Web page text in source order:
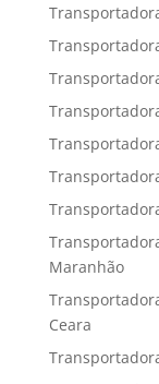
Maranhão
Ceara